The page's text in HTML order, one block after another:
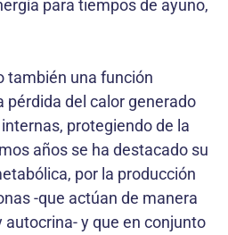
para tiempos de ayuno,
también una función
pérdida del calor generado
protegiendo de la
años se ha destacado su
por la producción
-que actúan de manera
autocrina- y que en conjunto